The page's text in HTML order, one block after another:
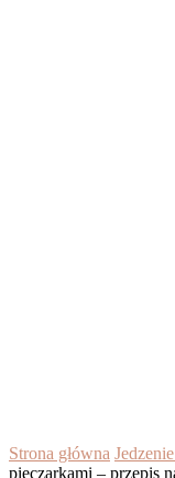
Strona główna
pieczarkami – przepis